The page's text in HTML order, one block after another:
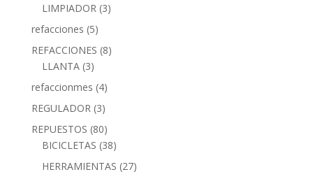
LIMPIADOR (3)
refacciones (5)
REFACCIONES (8)
LLANTA (3)
refaccionmes (4)
REGULADOR (3)
REPUESTOS (80)
BICICLETAS (38)
HERRAMIENTAS (27)